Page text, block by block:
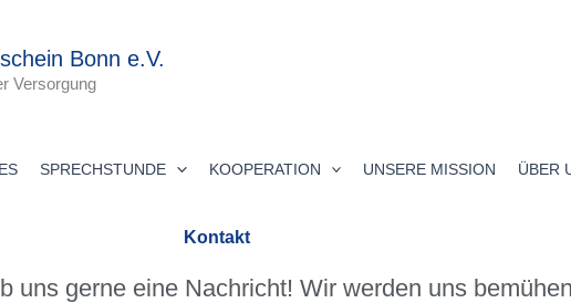
Bonn e.V.
Versorgung
SPRECHSTUNDE KOOPERATION UNSERE MISSION ÜBER
Kontakt
uns gerne eine Nachricht! Wir werden uns